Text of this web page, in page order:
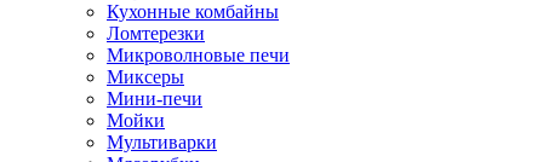
Встраиваемая техника
комбинированные
Духовые шкафы газовые
Кухонные комбайны
Ломтерезки
Микроволновые печи
Миксеры
Мини-печи
Мойки
Мультиварки